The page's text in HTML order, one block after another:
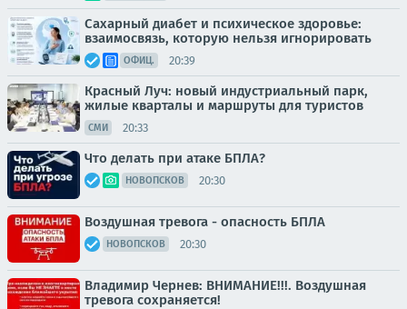
Сахарный диабет и психическое здоровье:
взаимосвязь, которую нельзя игнорировать
ОФИЦ. 20:39
Красный Луч: новый индустриальный парк,
жилые кварталы и маршруты для туристов
СМИ 20:33
Что делать при атаке БПЛА?
НОВОПСКОВ 20:30
Воздушная тревога - опасность БПЛА
НОВОПСКОВ 20:30
Владимир Чернев: ВНИМАНИЕ!!!. Воздушная
тревога сохраняется!